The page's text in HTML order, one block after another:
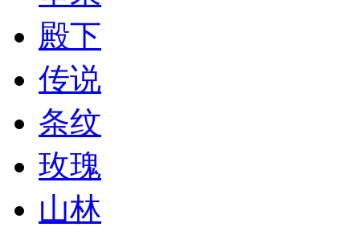
殿下
传说
条纹
玫瑰
山林